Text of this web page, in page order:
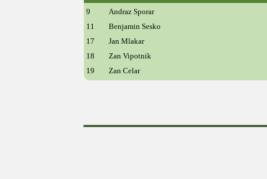
9 Andraz Sporar
11
Benjamin Sesko
17
Jan Mlakar
18
Zan Vipotnik
19
Zan Celar